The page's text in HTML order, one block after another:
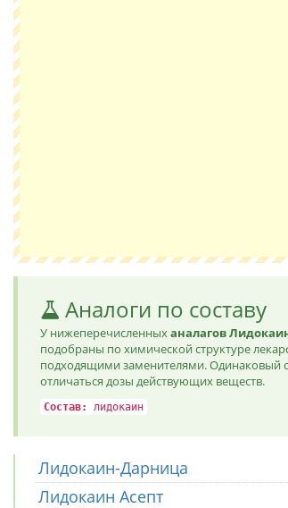
Аналоги по составу
У нижеперечисленныханалагов
подобраны по химической структуре
подходящими заменителями. Одинаковый
отличаться дозы действующих веществ.
Состав: лидокаин
Лидокаин-Дарница
Лидокаин Асепт